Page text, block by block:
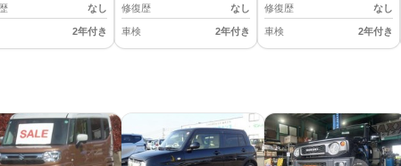
なし
2年付き
修復歴 なし
車検 2年付き
修復歴 なし
車検 2年付き